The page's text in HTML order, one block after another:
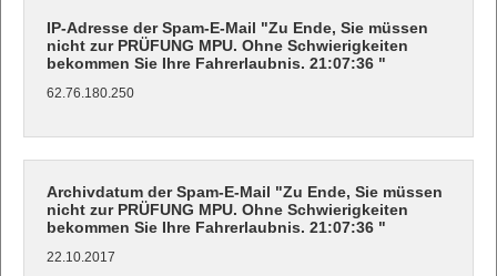
IP-Adresse der Spam-E-Mail "Zu Ende, Sie müssen
nicht zur PRÜFUNG MPU. Ohne Schwierigkeiten
bekommen Sie Ihre Fahrerlaubnis. 21:07:36 "
62.76.180.250
Archivdatum der Spam-E-Mail "Zu Ende, Sie müssen
nicht zur PRÜFUNG MPU. Ohne Schwierigkeiten
bekommen Sie Ihre Fahrerlaubnis. 21:07:36 "
22.10.2017